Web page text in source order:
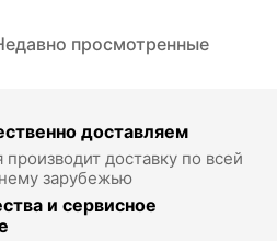
просмотренные
доставляем
доставку по всей
зарубежью
и сервисное